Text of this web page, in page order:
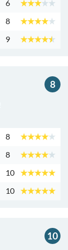
6
8
9
8
8
8
10
10
10